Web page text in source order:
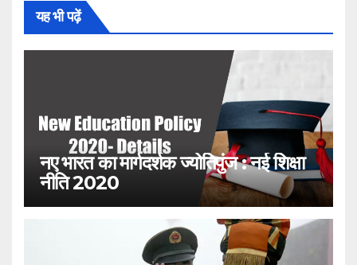
यह भी पढ़ें
नए भारत का मार्गदर्शक ज्योतिपुंज : नई शिक्षा
नीति 2020